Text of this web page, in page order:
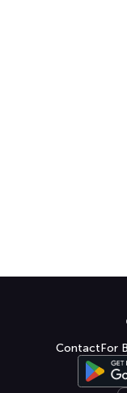
ContactFor